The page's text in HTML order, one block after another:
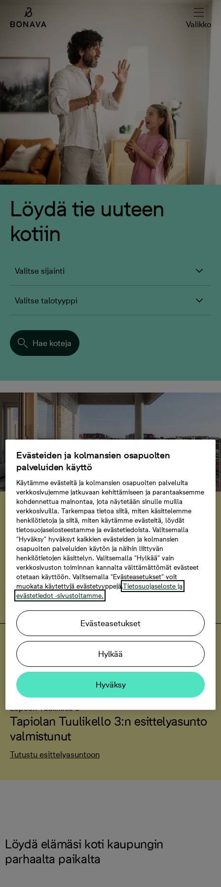
Valikko
Löydä tie uuteen
kotiin
Valitse sijainti
Valitse talotyyppi
Hae koteja
Helsingin Islan myynti ja
rakentaminen käynnistynyt
Lauttasaaren Vattuniemeen kohoavan Islan uudet
Bonava-kodit ovat nyt myynnissä ja rakenteilla, ja
muuttamaan pääset kesällä 2027.
Tutustu Islan koteihin
Vaikuta nyt suunnitteluun
Uusia koteja Jätkäsaareen
Vastaa ennakkokyselyyn
Espoon Tuulikello 3
Tapiolan Tuulikello 3:n esittelyasunto
valmistunut
Tutustu esittelyasuntoon
Löydä elämäsi koti kaupungin
parhaalta paikalta
Evästeiden ja kolmansien osapuolten
palveluiden käyttö
Käytämme evästeitä ja kolmansien osapuolten palveluita
verkkosivujemme jatkuvaan kehittämiseen ja parantaaksemme
kohdennettua mainontaa, jota näytetään sinulle muilla
verkkosivuilla. Tarkempaa tietoa siitä, miten käsittelemme
henkilötietoja ja siitä, miten käytämme evästeitä, löydät
tietosuojaselosteestamme ja evästetiedoista. Valitsemalla
“Hyväksy” hyväksyt kaikkien evästeiden ja kolmansien
osapuolten palveluiden käytön ja näihin liittyvän
henkilötietojen käsittelyn. Valitsemalla “Hylkää” vain
verkkosivuston toiminnan kannalta välttämättömät evästeet
otetaan käyttöön. Valitsemalla “Evästeasetukset” voit
muokata käytettyjä evästetyyppejä.Tietosuojaseloste ja
evästetiedot -sivustoltamme.
Evästeasetukset
Hylkää
Hyväksy